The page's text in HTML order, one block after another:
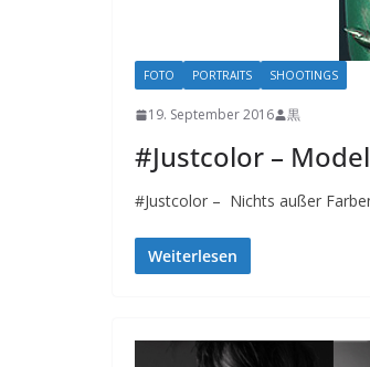
FOTO PORTRAITS SHOOTINGS
19. September 2016 黒
#Justcolor –
#Justcolor – Nichts außer
Weiterlesen